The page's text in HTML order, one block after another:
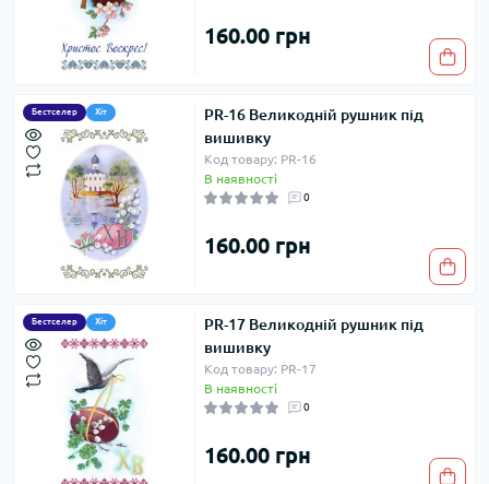
160.00 грн
Бестселер Хіт
PR-16 Великодній рушник під
вишивку
Код товару: PR-16
В наявності
0
160.00 грн
Бестселер Хіт
PR-17 Великодній рушник під
вишивку
Код товару: PR-17
В наявності
0
160.00 грн